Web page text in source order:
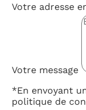
Votre adresse
Votre message
*En envoyant
politique de